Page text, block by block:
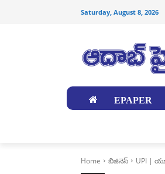
Saturday, August 8, 2026
EPAPER
Home బిజినెస్ UPI |